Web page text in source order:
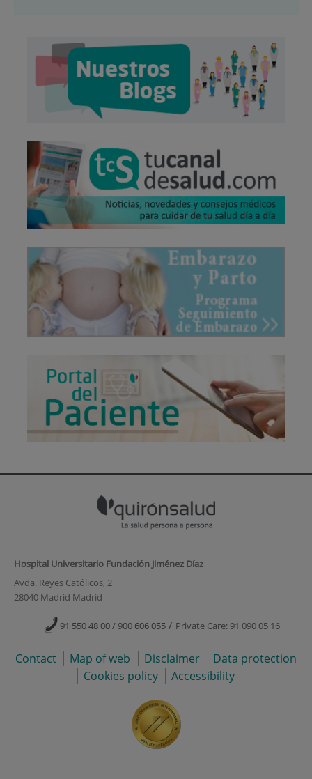
Hospital Universitario Fundación Jiménez Díaz
Avda. Reyes Católicos, 2
28040 Madrid Madrid
91 550 48 00 / 900 606 055 / Private Care: 91 090 05 16
Contact Map of web Disclaimer
Data protection
Cookies policy
Accessibility